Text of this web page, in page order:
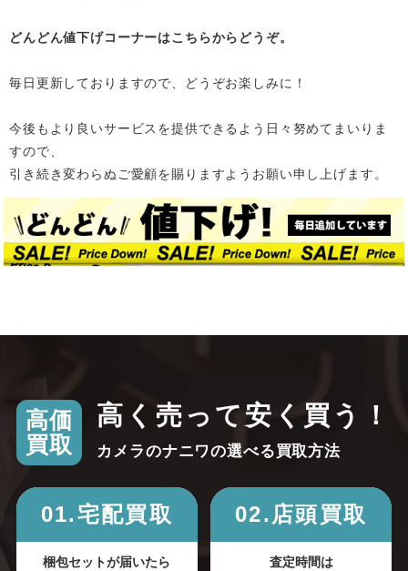
どんどん値下げコーナーはこちらからどうぞ。
毎日更新しておりますので、どうぞお楽しみに！
今後もより良いサービスを提供できるよう日々努めてまいりま
すので、
引き続き変わらぬご愛顧を賜りますようお願い申し上げます。
高価
買取
高く売って安く買う！
カメラのナニワの選べる買取方法
01.宅配買取
梱包セットが届いたら
02.店頭買取
査定時間は